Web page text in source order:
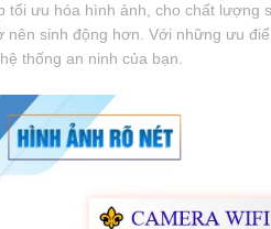
tối ưu hóa hình ảnh, cho chất lượng
nên sinh động hơn. Với những ưu
thống an ninh của bạn.